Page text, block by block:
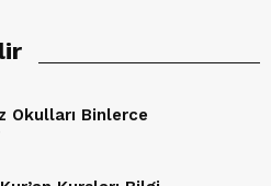
Okulları Binlerce